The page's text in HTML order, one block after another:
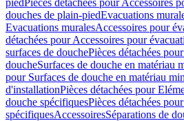
piedPièces détachées pour Accessoires
douches de plain-piedEvacuations
Evacuations muralesAccessoires pour
détachées pour Accessoires pour
surfaces de douchePièces détachées
doucheSurfaces de douche en matériau
pour Surfaces de douche en matériau
d'installationPièces détachées pour
douche spécifiquesPièces détachées
spécifiquesAccessoiresSéparations de